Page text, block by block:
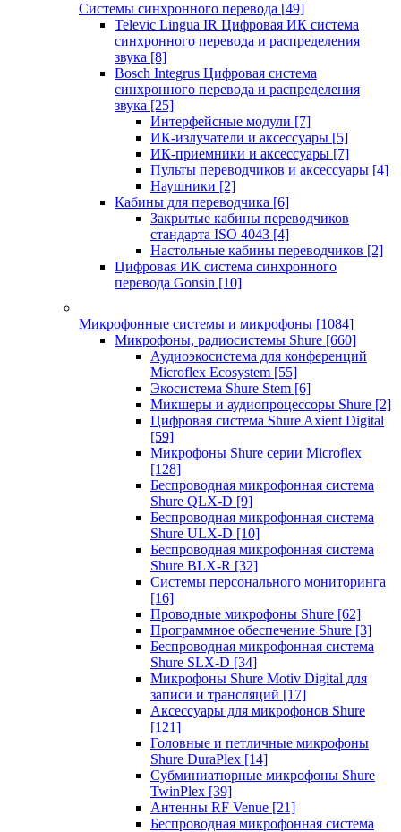
Системы синхронного перевода [49]
Televic Lingua IR Цифровая ИК система
синхронного перевода и распределения
звука [8]
Bosch Integrus Цифровая система
синхронного перевода и распределения
звука [25]
Интерфейсные модули [7]
ИК-излучатели и аксессуары [5]
ИК-приемники и аксессуары [7]
Пульты переводчиков и аксессуары [4]
Наушники [2]
Кабины для переводчика [6]
Закрытые кабины переводчиков
стандарта ISO 4043 [4]
Настольные кабины переводчиков [2]
Цифровая ИК система синхронного
перевода Gonsin [10]
Микрофонные системы и микрофоны [1084]
Микрофоны, радиосистемы Shure [660]
Аудиоэкосистема для конференций
Microflex Ecosystem [55]
Экосистема Shure Stem [6]
Микшеры и аудиопроцессоры Shure [2]
Цифровая система Shure Axient Digital
[59]
Микрофоны Shure серии Microflex
[128]
Беспроводная микрофонная система
Shure QLX-D [9]
Беспроводная микрофонная система
Shure ULX-D [10]
Беспроводная микрофонная система
Shure BLX-R [32]
Системы персонального мониторинга
[16]
Проводные микрофоны Shure [62]
Программное обеспечение Shure [3]
Беспроводная микрофонная система
Shure SLX-D [34]
Микрофоны Shure Motiv Digital для
записи и трансляций [17]
Аксессуары для микрофонов Shure
[121]
Головные и петличные микрофоны
Shure DuraPlex [14]
Субминиатюрные микрофоны Shure
TwinPlex [39]
Антенны RF Venue [21]
Беспроводная микрофонная система